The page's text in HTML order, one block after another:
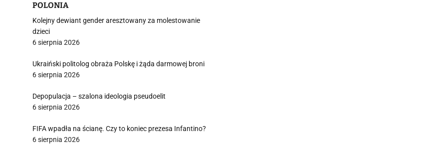
POLONIA
Kolejny dewiant gender aresztowany za molestowanie
dzieci
6 sierpnia 2026
Ukraiński politolog obraża Polskę i żąda darmowej broni
6 sierpnia 2026
Depopulacja – szalona ideologia pseudoelit
6 sierpnia 2026
FIFA wpadła na ścianę. Czy to koniec prezesa Infantino?
6 sierpnia 2026